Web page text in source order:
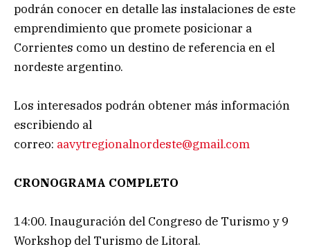
podrán conocer en detalle las instalaciones de este
emprendimiento que promete posicionar a
Corrientes como un destino de referencia en el
nordeste argentino.
Los interesados podrán obtener más información
escribiendo al
correo: aavytregionalnordeste@gmail.com
CRONOGRAMA COMPLETO
14:00. Inauguración del Congreso de Turismo y 9
Workshop del Turismo de Litoral.